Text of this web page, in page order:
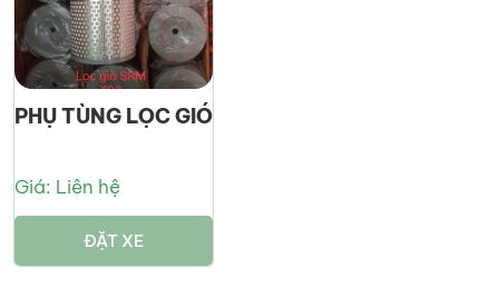
PHỤ TÙNG LỌC GIÓ
Giá: Liên hệ
ĐẶT XE